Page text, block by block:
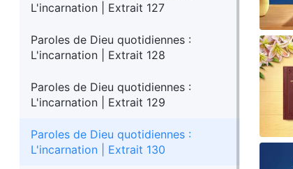
L'incarnation | Extrait 127
Paroles de Dieu quotidiennes :
L'incarnation | Extrait 128
Paroles de Dieu quotidiennes :
L'incarnation | Extrait 129
Paroles de Dieu quotidiennes :
L'incarnation | Extrait 130